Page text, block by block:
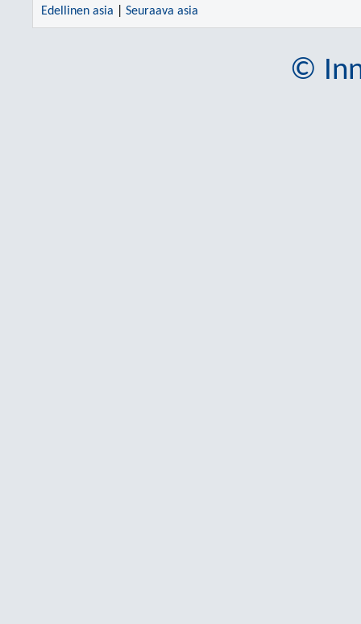
Edellinen asia Seuraava asia
©